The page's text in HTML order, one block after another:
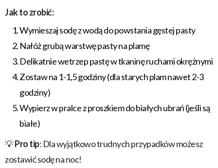
Jak to zrobić:
Wymieszaj sodę z wodą do powstania gęstej pasty
Nałóż grubą warstwę pasty na plamę
Delikatnie wetrzep pastę w tkaninę ruchami okrężnymi
Zostaw na 1-1,5 godziny (dla starych plam nawet 2-3
godziny)
Wypierz w pralce z proszkiem do białych ubrań (jeśli są
białe)
💡Pro tip: Dla wyjątkowo trudnych przypadków możesz
zostawić sodę na noc!